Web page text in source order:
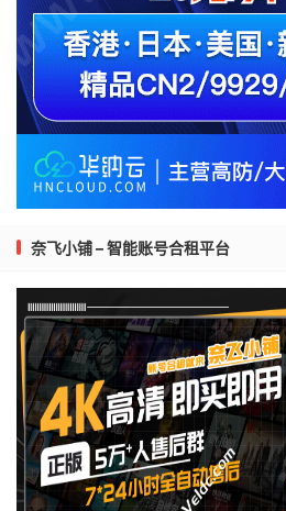
奈飞小铺 – 智能账号合租平台